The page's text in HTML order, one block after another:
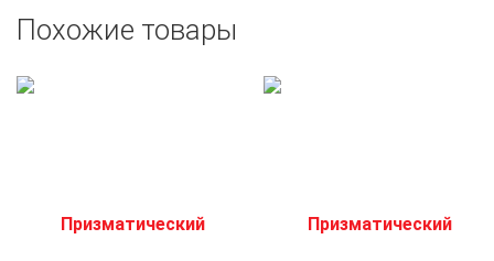
Похожие товары